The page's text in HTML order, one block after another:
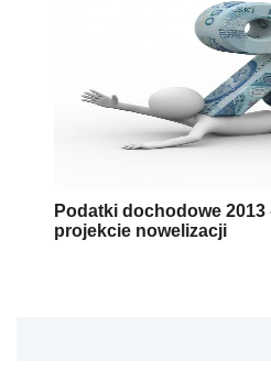
Podatki dochodowe 2013
projekcie nowelizacji